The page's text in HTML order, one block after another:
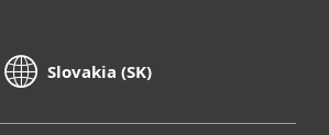
Slovakia (SK)